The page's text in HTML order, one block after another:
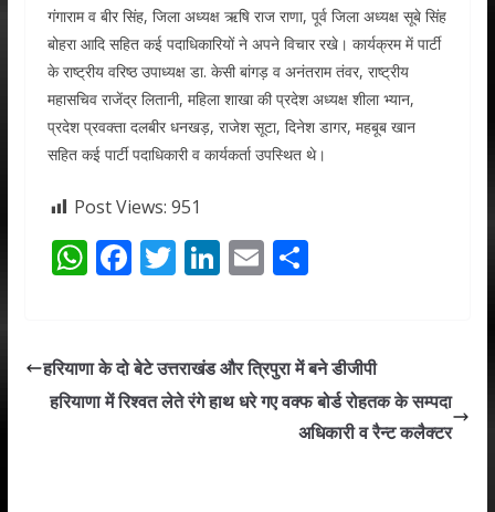
गंगाराम व बीर सिंह, जिला अध्यक्ष ऋषि राज राणा, पूर्व जिला अध्यक्ष सूबे सिंह
बोहरा आदि सहित कई पदाधिकारियों ने अपने विचार रखे। कार्यक्रम में पार्टी
के राष्ट्रीय वरिष्ठ उपाध्यक्ष डा. केसी बांगड़ व अनंतराम तंवर, राष्ट्रीय
महासचिव राजेंद्र लितानी, महिला शाखा की प्रदेश अध्यक्ष शीला भ्यान,
प्रदेश प्रवक्ता दलबीर धनखड़, राजेश सूटा, दिनेश डागर, महबूब खान
सहित कई पार्टी पदाधिकारी व कार्यकर्ता उपस्थित थे।
Post Views: 951
W
s
A
F
b
o
T
er
Li
e
dI
E
l
S
e
हरियाणा के दो बेटे उत्तराखंड और त्रिपुरा में बने डीजीपी
हरियाणा में रिश्वत लेते रंगे हाथ धरे गए वक्फ बोर्ड रोहतक के सम्पदा
अधिकारी व रैन्ट कलैक्टर